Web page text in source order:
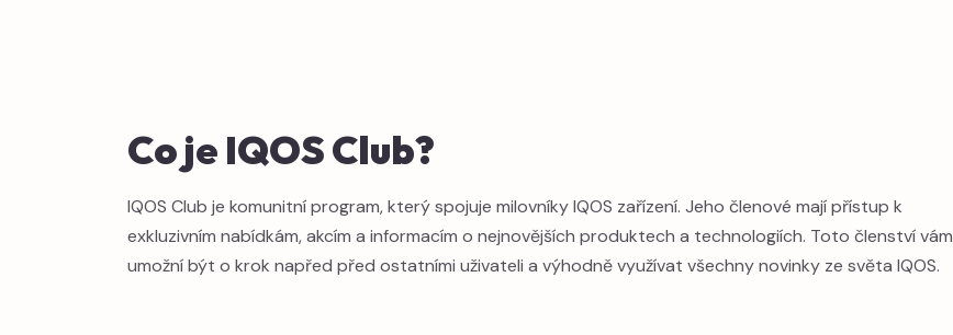
Co je IQOS Club?
IQOS Club je komunitní program, který spojuje milovníky IQOS zařízení. Jeho členové mají přístup k
exkluzivním nabídkám, akcím a informacím o nejnovějších produktech a technologiích. Toto členství vám
umožní být o krok napřed před ostatními uživateli a výhodně využívat všechny novinky ze světa IQOS.